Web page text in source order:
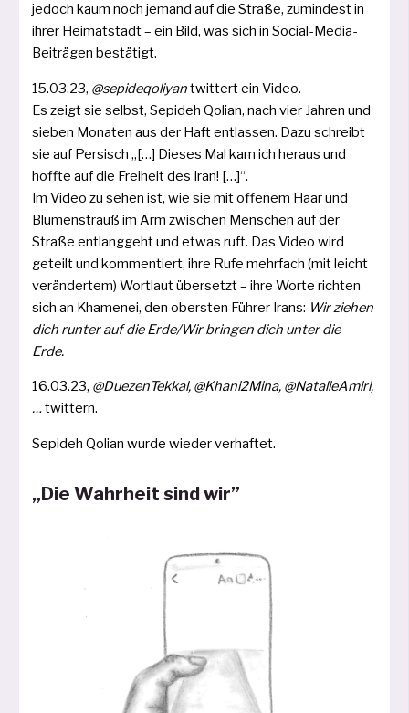
jedoch kaum noch jemand auf die Straße, zumin­dest in
ihrer Heimatstadt – ein Bild, was sich in Social-Media-
Beiträgen bestätigt.
15.03.23, @sepideqoliyantwit­tert ein Video.
Es zeigt sie selbst, Sepideh Qolian, nach vier Jahren und
sie­ben Monaten aus der Haft ent­las­sen. Dazu schreibt
sie auf Persisch „[…] Dieses Mal kam ich her­aus und
hoff­te auf die Freiheit des Iran! […]“.
Im Video zu sehen ist, wie sie mit offe­nem Haar und
Blumenstrauß im Arm zwi­schen Menschen auf der
Straße ent­lang­geht und etwas ruft. Das Video wird
geteilt und kom­men­tiert, ihre Rufe mehr­fach (mit leicht
ver­än­der­tem) Wortlaut über­setzt – ihre Worte rich­ten
sich an Khamenei, den obers­ten Führer Irans: Wir zie­hen
dich run­ter auf die Erde/Wir brin­gen dich unter die
Erde.
16.03.23, @DuezenTekkal, @Khani2Mina, @NatalieAmiri,
…twit­tern.
Sepideh Qolian wur­de wie­der verhaftet.
„Die Wahrheit sind wir”